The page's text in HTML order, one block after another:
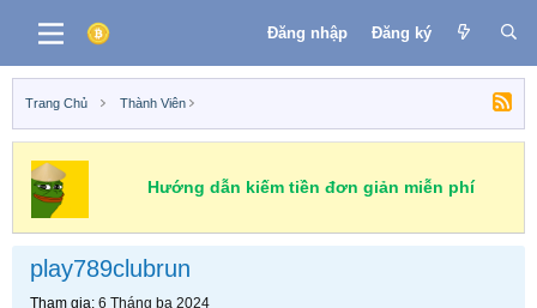
Đăng nhập Đăng ký
Trang Chủ Thành Viên
Hướng dẫn kiếm tiền đơn giản miễn phí
play789clubrun
Tham gia 6 Tháng ba 2024